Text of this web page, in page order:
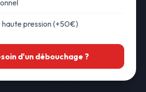
haute pression (+50€)
d'un débouchage ?